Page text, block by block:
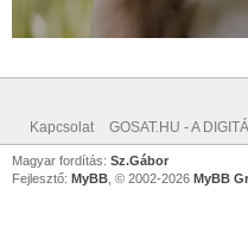
Kapcsolat GOSAT.HU - A
Magyar fordítás: Sz.Gábor
Fejlesztő: MyBB , © 2002-2026 MyBB